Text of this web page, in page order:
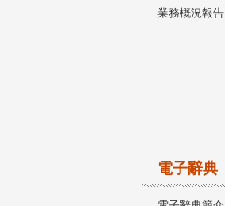
業務概況報告
電子辭典